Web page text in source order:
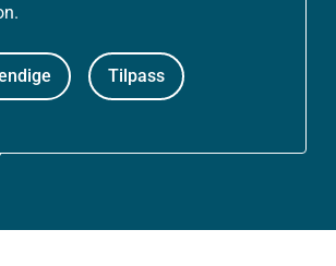
Tilpass
abonnement